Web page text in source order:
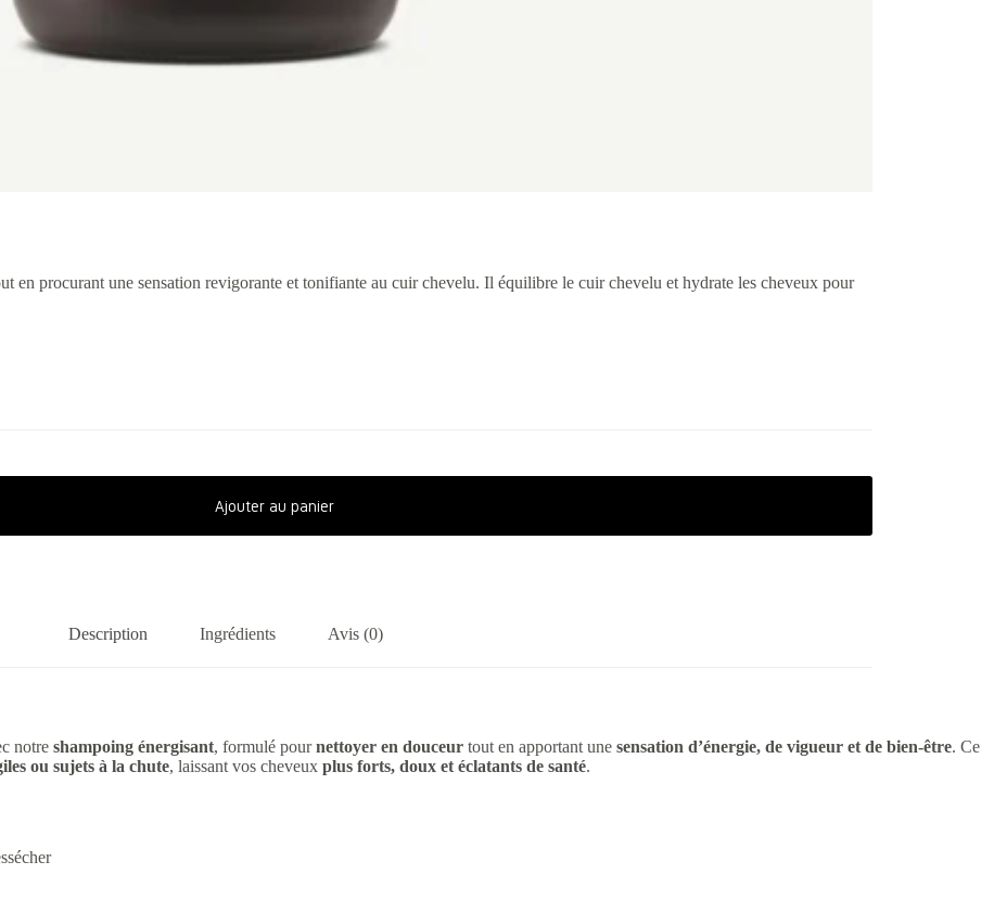
en procurant une sensation revigorante et tonifiante au cuir chevelu. Il équilibre le cuir chevelu et hydrate les cheveux pour
Ajouter au panier
Description Ingrédients Avis (0)
notre shampoing énergisant, formulé pournettoyer en douceur tout en apportant une sensation d’énergie, de vigueur et de bien-être. Ce
ou sujets à la chute, laissant vos cheveux plus forts, doux et éclatants de santé.